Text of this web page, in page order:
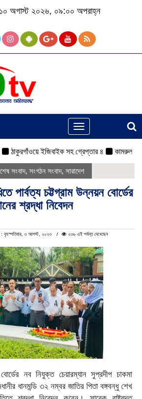
অগাস্ট ২০২৬, ০৯:০০ অপরাহ্ন
Toggle
navigation
ইজিবাইক সহ গ্রেপ্তার ৪ কামরুল-জসিম
সংবাদ, সংগঠন সংবাদ, সারাদেশ
পার্বত্য চট্টগ্রাম উন্নয়ন বোর্ডের
শ্রদ্ধা নিবেদন
বৃহস্পতিবার, ৩ আগস্ট, ২০২৩ ২৩৬ এই পর্যন্ত দেখেছেন
নব নিযুক্ত চেয়ারম্যান সুপ্রদীপ চাকমা
ধানমন্ডি ৩২ নম্বর জাতির পিতা বঙ্গবন্ধু শেখ